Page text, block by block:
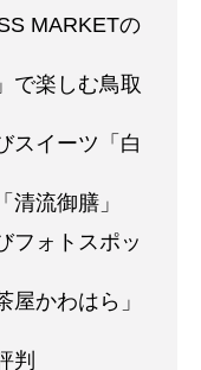
MARKETの
で楽しむ鳥取
スイーツ「白
流御膳」
フォトスポッ
かわはら」
判